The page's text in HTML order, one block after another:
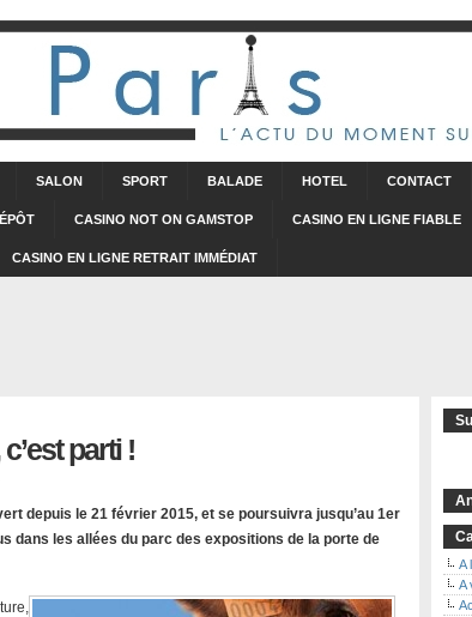
SALON SPORT BALADE HOTEL
CONTACT
CASINO NOT ON GAMSTOP CASINO EN LIGNE FIABLE
CASINO EN LIGNE RETRAIT IMMÉDIAT
parti !
depuis le 21 février 2015, et se poursuivra jusqu’au 1er
dans les allées du parc des expositions de la porte de
A
A